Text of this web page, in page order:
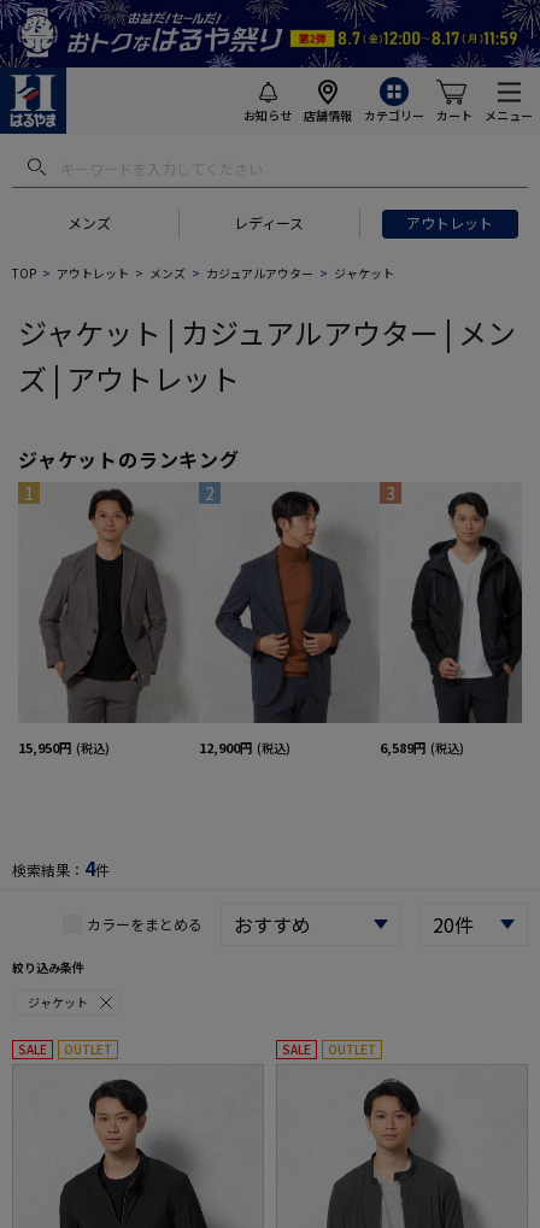
お知らせ 店舗情報 カテゴリー カート メニュー
メンズ レディース アウトレット
フトにおすすめ #セットアップ スーツ
TOP アウトレット メンズ カジュアルアウター ジャケット
ジャケット | カジュアルアウター | メン
ズ | アウトレット
ジャケットのランキング
1
15,950円 (税込)
2
12,900円 (税込)
3
6,589円 (税込)
検索結果： 4件
カラーをまとめる
絞り込み条件
ジャケット
SALE OUTLET SALE OUTLET